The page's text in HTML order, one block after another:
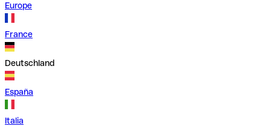
Europe
France
Deutschland
España
Italia